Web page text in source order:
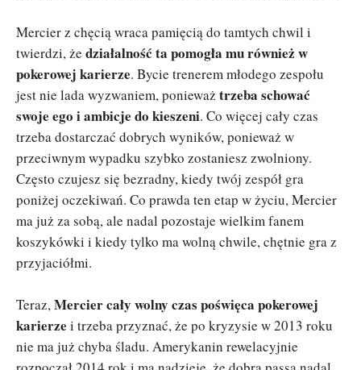
Mercier z chęcią wraca pamięcią do tamtych chwil i
twierdzi, że działalność ta pomogła mu również w
pokerowej karierze. Bycie trenerem młodego zespołu
jest nie lada wyzwaniem, ponieważ trzeba schować
swoje ego i ambicje do kieszeni. Co więcej cały czas
trzeba dostarczać dobrych wyników, ponieważ w
przeciwnym wypadku szybko zostaniesz zwolniony.
Często czujesz się bezradny, kiedy twój zespół gra
poniżej oczekiwań. Co prawda ten etap w życiu, Mercier
ma już za sobą, ale nadal pozostaje wielkim fanem
koszykówki i kiedy tylko ma wolną chwile, chętnie gra z
przyjaciółmi.
Teraz,Mercier cały wolny czas poświęca pokerowej
karierze i trzeba przyznać, że po kryzysie w 2013 roku
nie ma już chyba śladu. Amerykanin rewelacyjnie